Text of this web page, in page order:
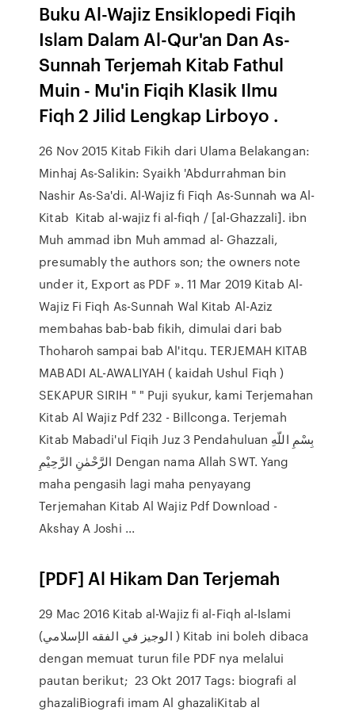
Buku Al-Wajiz Ensiklopedi Fiqih
Islam Dalam Al-Qur'an Dan As-
Sunnah Terjemah Kitab Fathul
Muin - Mu'in Fiqih Klasik Ilmu
Fiqh 2 Jilid Lengkap Lirboyo .
26 Nov 2015 Kitab Fikih dari Ulama Belakangan:
Minhaj As-Salikin: Syaikh 'Abdurrahman bin
Nashir As-Sa'di. Al-Wajiz fi Fiqh As-Sunnah wa Al-
Kitab Kitab al-wajiz fi al-fiqh / [al-Ghazzali]. ibn
Muh ammad ibn Muh ammad al- Ghazzali,
presumably the authors son; the owners note
under it, Export as PDF ». 11 Mar 2019 Kitab Al-
Wajiz Fi Fiqh As-Sunnah Wal Kitab Al-Aziz
membahas bab-bab fikih, dimulai dari bab
Thoharoh sampai bab Al'itqu. TERJEMAH KITAB
MABADI AL-AWALIYAH ( kaidah Ushul Fiqh )
SEKAPUR SIRIH " " Puji syukur, kami Terjemahan
Kitab Al Wajiz Pdf 232 - Billconga. Terjemah
Kitab Mabadi'ul Fiqih Juz 3 Pendahuluan بِسْمِ اللّهِ
الرَّحْمٰنِ الرَّحِيْمِ Dengan nama Allah SWT. Yang
maha pengasih lagi maha penyayang
Terjemahan Kitab Al Wajiz Pdf Download -
Akshay A Joshi ...
[PDF] Al Hikam Dan Terjemah
29 Mac 2016 Kitab al-Wajiz fi al-Fiqh al-Islami
(الوجيز في الفقه الإسلامي ) Kitab ini boleh dibaca
dengan memuat turun file PDF nya melalui
pautan berikut; 23 Okt 2017 Tags: biografi al
ghazaliBiografi imam Al ghazaliKitab al